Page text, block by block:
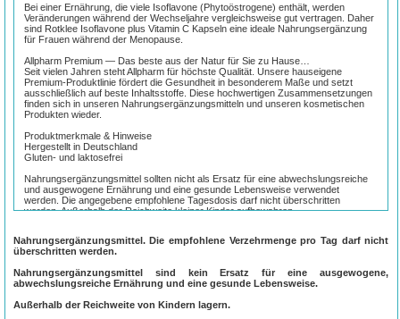
Bei einer Ernährung, die viele Isoflavone (Phytoöstrogene) enthält, werden
Veränderungen während der Wechseljahre vergleichsweise gut vertragen. Daher
sind Rotklee Isoflavone plus Vitamin C Kapseln eine ideale Nahrungsergänzung
für Frauen während der Menopause.
Allpharm Premium — Das beste aus der Natur für Sie zu Hause…
Seit vielen Jahren steht Allpharm für höchste Qualität. Unsere hauseigene
Premium-Produktlinie fördert die Gesundheit in besonderem Maße und setzt
ausschließlich auf beste Inhaltsstoffe. Diese hochwertigen Zusammensetzungen
finden sich in unseren Nahrungsergänzungsmitteln und unseren kosmetischen
Produkten wieder.
Produktmerkmale & Hinweise
Hergestellt in Deutschland
Gluten- und laktosefrei
Nahrungsergänzungsmittel sollten nicht als Ersatz für eine abwechslungsreiche
und ausgewogene Ernährung und eine gesunde Lebensweise verwendet
werden. Die angegebene empfohlene Tagesdosis darf nicht überschritten
werden. Außerhalb der Reichweite kleiner Kinder aufbewahren.
Netto-Füllmenge
60 Kapseln = 37,8 g
Zutaten
Rotklee Konzentrat, Gelatine (Kapselhülle), Acorbinsäure, Trennmittel
Nahrungsergänzungsmittel. Die empfohlene Verzehrmenge pro Tag darf nicht
überschritten werden.
Nahrungsergänzungsmittel sind kein Ersatz für eine ausgewogene,
abwechslungsreiche Ernährung und eine gesunde Lebensweise.
Außerhalb der Reichweite von Kindern lagern.